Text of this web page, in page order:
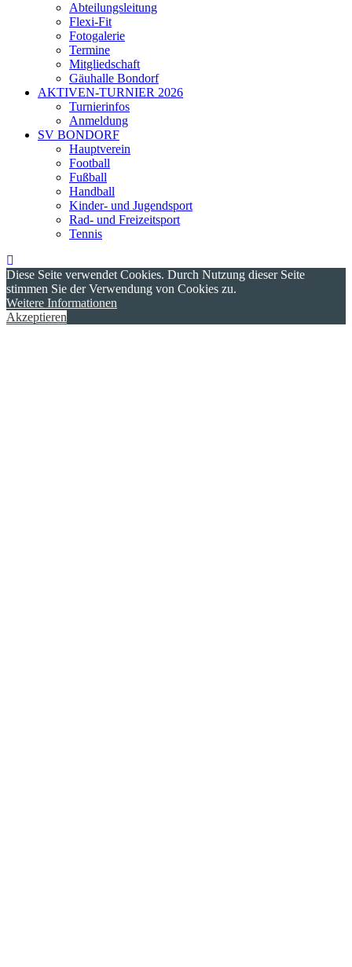
Abteilungsleitung
Flexi-Fit
Fotogalerie
Termine
Mitgliedschaft
Gäuhalle Bondorf
AKTIVEN-TURNIER 2026
Turnierinfos
Anmeldung
SV BONDORF
Hauptverein
Football
Fußball
Handball
Kinder- und Jugendsport
Rad- und Freizeitsport
Tennis
Diese Seite verwendet Cookies. Durch Nutzung dieser Seite
stimmen Sie der Verwendung von Cookies zu.
Weitere Informationen
Akzeptieren